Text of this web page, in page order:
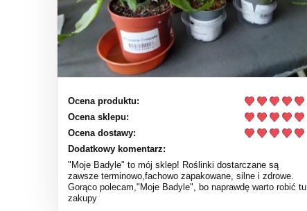
Ocena produktu:
Ocena sklepu:
Ocena dostawy:
Dodatkowy komentarz:
"Moje Badyle" to mój sklep! Roślinki dostarczane są
zawsze terminowo,fachowo zapakowane, silne i zdrowe.
Gorąco polecam,"Moje Badyle", bo naprawdę warto robić tu
zakupy